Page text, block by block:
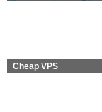
Cheap VPS